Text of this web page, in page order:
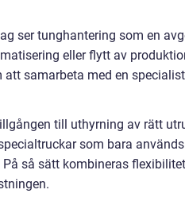
ser tunghantering som en
eller flytt av
att samarbeta med en
till uthyrning av rätt
som bara
så sätt kombineras